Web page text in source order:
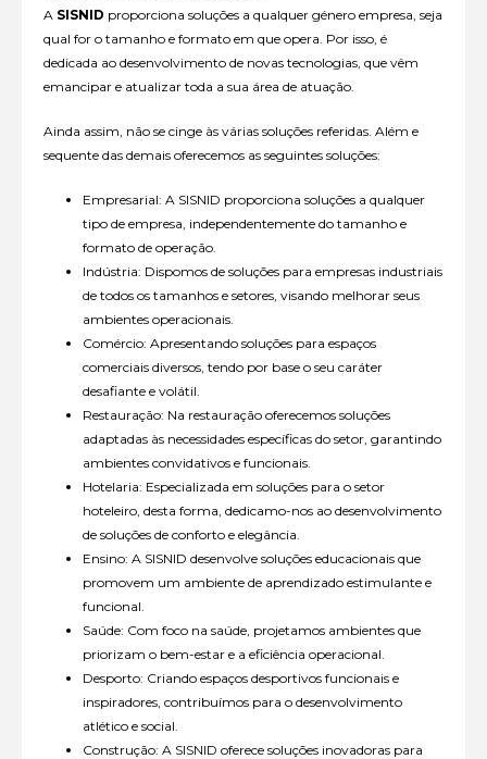
A SISNID proporciona soluções a qualquer género empresa, seja
qual for o tamanho e formato em que opera. Por isso, é
dedicada ao desenvolvimento de novas tecnologias, que vêm
emancipar e atualizar toda a sua área de atuação.
Ainda assim, não se cinge às várias soluções referidas. Além e
sequente das demais oferecemos as seguintes soluções:
Empresarial: A SISNID proporciona soluções a qualquer
tipo de empresa, independentemente do tamanho e
formato de operação.
Indústria: Dispomos de soluções para empresas industriais
de todos os tamanhos e setores, visando melhorar seus
ambientes operacionais.
Comércio: Apresentando soluções para espaços
comerciais diversos, tendo por base o seu caráter
desafiante e volátil.
Restauração: Na restauração oferecemos soluções
adaptadas às necessidades específicas do setor, garantindo
ambientes convidativos e funcionais.
Hotelaria: Especializada em soluções para o setor
hoteleiro, desta forma, dedicamo-nos ao desenvolvimento
de soluções de conforto e elegância.
Ensino: A SISNID desenvolve soluções educacionais que
promovem um ambiente de aprendizado estimulante e
funcional.
Saúde: Com foco na saúde, projetamos ambientes que
priorizam o bem-estar e a eficiência operacional.
Desporto: Criando espaços desportivos funcionais e
inspiradores, contribuímos para o desenvolvimento
atlético e social.
Construção: A SISNID oferece soluções inovadoras para